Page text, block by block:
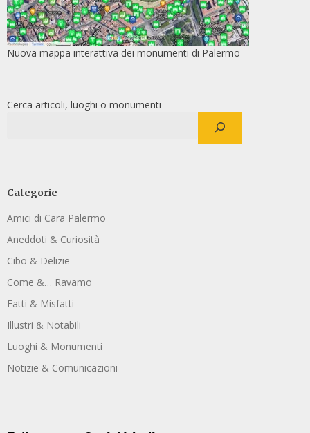
Nuova mappa interattiva dei monumenti di Palermo
Cerca articoli, luoghi o monumenti
Categorie
Amici di Cara Palermo
Aneddoti & Curiosità
Cibo & Delizie
Come &… Ravamo
Fatti & Misfatti
Illustri & Notabili
Luoghi & Monumenti
Notizie & Comunicazioni